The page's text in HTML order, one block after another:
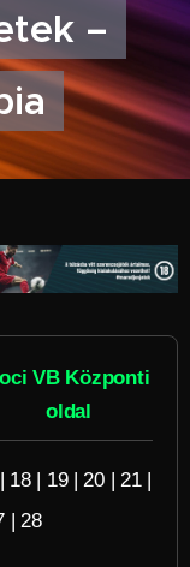
–
VB Központi
oldal
18| 19| 20| 21|
| 28